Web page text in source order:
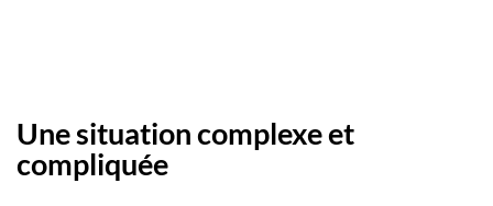
Une situation complexe et
compliquée